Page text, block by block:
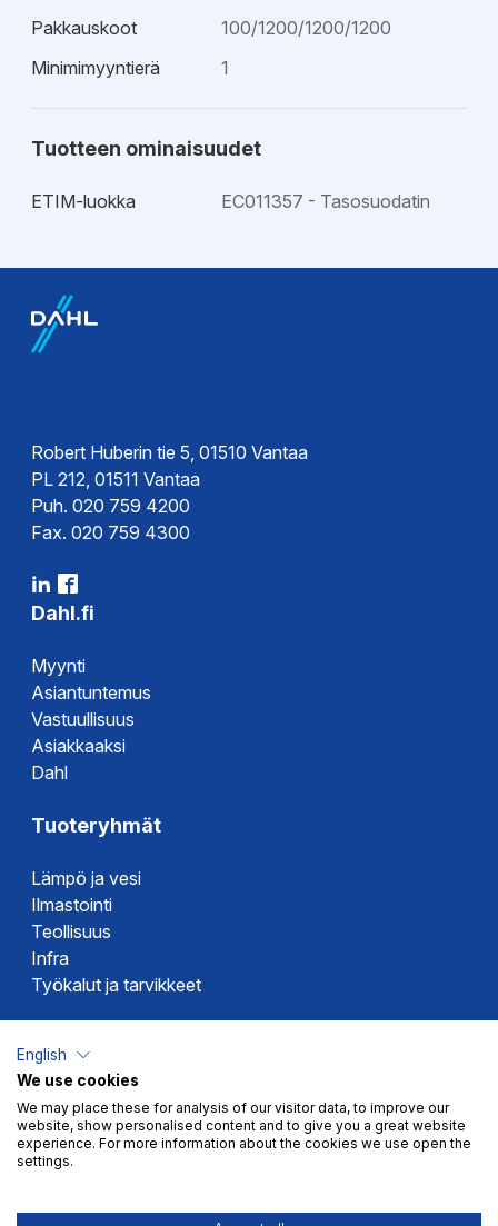
Pakkauskoot
100/1200/1200/1200
Minimimyyntierä
1
Tuotteen ominaisuudet
ETIM-luokka EC011357 - Tasosuodatin
Robert Huberin tie 5, 01510 Vantaa
PL 212, 01511 Vantaa
Puh. 020 759 4200
Fax. 020 759 4300
Dahl.fi
Myynti
Asiantuntemus
Vastuullisuus
Asiakkaaksi
Dahl
Tuoteryhmät
Lämpö ja vesi
Ilmastointi
Teollisuus
Infra
Työkalut ja tarvikkeet
Altech
Alterna
Novipro
Votec
English
We use cookies
We may place these for analysis of our visitor data, to improve our
website, show personalised content and to give you a great website
experience. For more information about the cookies we use open the
settings.